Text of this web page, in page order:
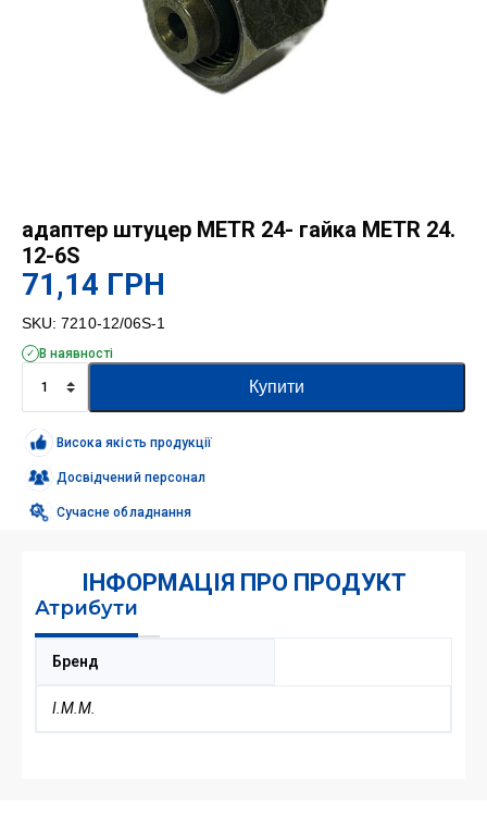
адаптер штуцер METR 24- гайка METR 24.
12-6S
71,14 ГРН
SKU: 7210-12/06S-1
В наявності
штуцер
METR
24-
гайка
METR
24.
12-
Купити
Висока якість продукції
Досвідчений персонал
Сучасне обладнання
ІНФОРМАЦІЯ ПРО ПРОДУКТ
Атрибути
Бренд
I.M.M.